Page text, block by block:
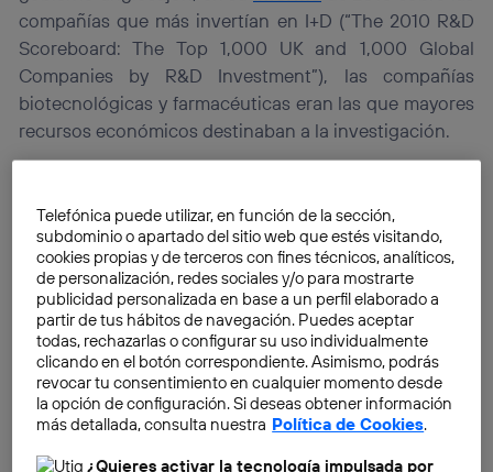
compañías que más invertían en I+D (“The 2010 R&D
Scoreboard: The Top 1,000 UK and 1,000 Global
Companies by R&D Investment”), las compañías
biotecnológicas y farmacéuticas eran las que mayores
recursos económicos destinaban a la investigación.
Sin embargo, el sector dedicado a lasalud
podido evitar la crisis económica, afectado también
por sus propios desafíos internos (cada vez resulta
más complejo producir nuevos y mejores fármacos).
Durante años, el enorme gasto de recursos
económicos, humanos y temporales se veía
compensado por la generación de los conocidos
comoblockbusters, es decir, fármacos que daban
beneficios superiores a los mil millones de dólares por
año.
Telefónica puede utilizar, en función de la sección,
subdominio o apartado del sitio web que estés visitando,
cookies propias y de terceros con fines técnicos, analíticos,
de personalización, redes sociales y/o para mostrarte
publicidad personalizada en base a un perfil elaborado a
partir de tus hábitos de navegación. Puedes aceptar
todas, rechazarlas o configurar su uso individualmente
clicando en el botón correspondiente. Asimismo, podrás
revocar tu consentimiento en cualquier momento desde
la opción de configuración. Si deseas obtener información
más detallada, consulta nuestra Política de Cookies.
¿Quieres activar la tecnología impulsada por